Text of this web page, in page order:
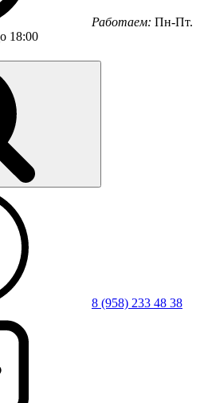
Работаем: Пн-Пт.
18:00
8 (958) 233 48 38